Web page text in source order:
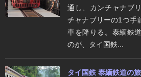
通し、カンチャナブ
チャナブリーの1つ手
車を降りる。泰緬鉄
のが、タイ国鉄...
タイ国鉄 泰緬鉄道の